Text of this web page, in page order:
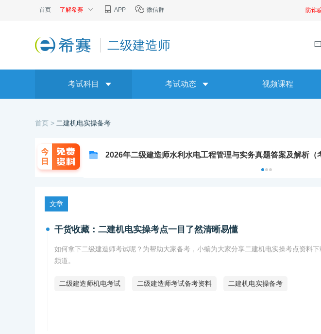
首页 了解希赛 APP 微信群 防诈
二级建造师
考试科目 考试动态 视频课程
首页 > 二建机电实操备考
2026年二级建造师水利水电工程管理与实务真题答案及解析（
文章
干货收藏：二建机电实操考点一目了然清晰易懂
如何拿下二级建造师考试呢？为帮助大家备考，小编为大家分享二建机电实操考点资料
频道。
二级建造师机电考试 二级建造师考试备考资料 二建机电实操备考